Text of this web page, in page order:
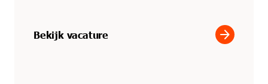
Bekijk vacature arrow_forward